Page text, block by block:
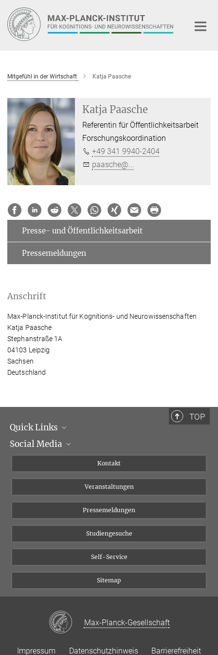
Hauptinhalt
Mitgefühl in der Wirtschaft Katja Paasche
Katja Paasche
Referentin für Öffentlichkeitsarbeit
Forschungskoordination
+49 341 9940-2404
paasche@...
Presse- und Öffentlichkeitsarbeit
Pressemeldungen
Anschrift
Max-Planck-Institut für Kognitions- und Neurowissenschaften
Katja Paasche
Stephanstraße 1A
04103 Leipzig
Sachsen
Deutschland
TOP
Quick Links
Institutsleitung
Social Media
YouTube
Kontakt
Veranstaltungen
Pressemeldungen
Studiengesuche
Self-Service
Sitemap
Max-Planck-Gesellschaft
Impressum Datenschutzhinweis Barrierefreiheit